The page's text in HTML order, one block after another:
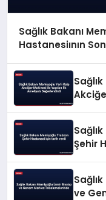
Sağlık Bakanı
Hastanesiının
Şehir
ve